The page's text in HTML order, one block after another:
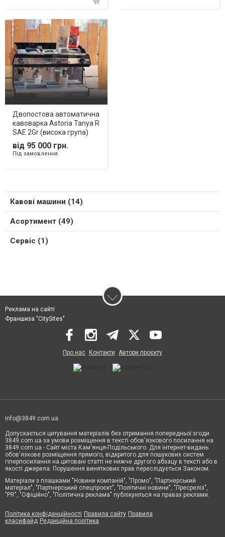
Двопостова автоматична
кавоварка Astoria Tanya R
SAE 2Gr (висока група)
від 95 000 грн.
Під замовлення
Кавові машини (14)
Асортимент (49)
Сервіс (1)
Реклама на сайті
Франшиза "CitySites"
Про нас Контакти Автори проєкту
info@3849.com.ua
Допускається цитування матеріалів без отримання попередньої згоди
3849.com.ua за умови розміщення в тексті обов'язкового посилання на
3849.com.ua - Сайт міста Кам'янця-Подільського. Для інтернет-видань
обов'язкове розміщення прямого, відкритого для пошукових систем
гіперпосилання на цитовані статті не нижче другого абзацу в тексті або в
якості джерела. Порушення виняткових прав переслідується Законом.
Матеріали з плашками "Новини компаній", "Промо", "Партнерський
матеріал", "Партнерський спецпроєкт", "Політичні новини", "Пресреліз",
"PR", "Офіційно", "Політична реклама" публікуються на правах реклами.
Політика конфіденційності Правила сайту Правила
класифайд Редакційна політика